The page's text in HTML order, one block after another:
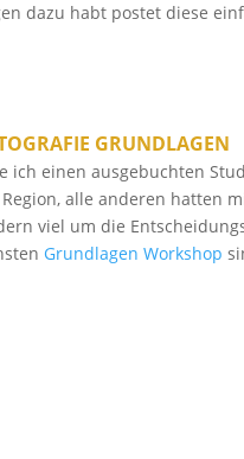
dazu habt postet diese
GRUNDLAGEN
ich einen ausgebuchten
alle anderen hatten
viel um die
Grundlagen Workshop